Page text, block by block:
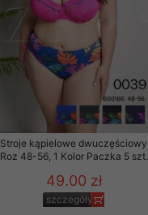
Stroje kąpielowe dwuczęściowy
Roz 48-56, 1 Kolor Paczka 5 szt.
49.00 zł
szczegóły